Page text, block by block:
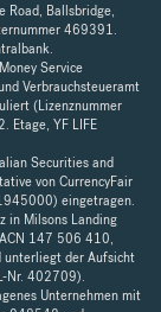
Road, Ballsbridge,
469391.
Service
Verbrauchsteueramt
(Lizenznummer
Etage, YF LIFE
Securities and
von CurrencyFair
eingetragen.
in Milsons Landing
147 506 410,
der Aufsicht
Nr. 402709).
Unternehmen mit